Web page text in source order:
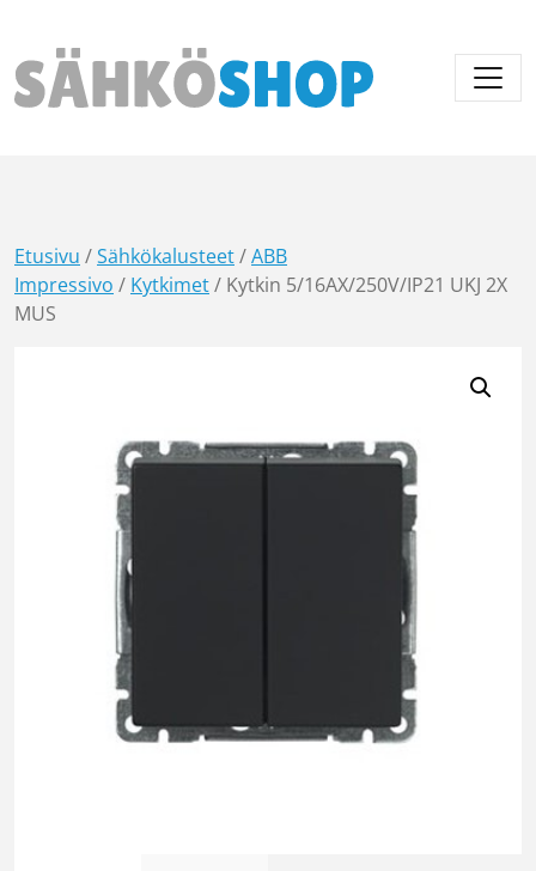
Päävalikko
Etusivu /Sähkökalusteet/ABB
Impressivo / Kytkimet/ Kytkin 5/16AX/250V/IP21 UKJ 2X
MUS